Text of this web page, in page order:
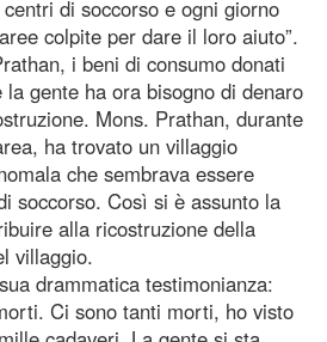
di soccorso e ogni giorno
colpite per dare il loro aiuto”.
i beni di consumo donati
gente ha ora bisogno di denaro
Mons. Prathan, durante
ha trovato un villaggio
che sembrava essere
soccorso. Così si è assunto la
alla ricostruzione della
villaggio.
drammatica testimonianza:
Ci sono tanti morti, ho visto